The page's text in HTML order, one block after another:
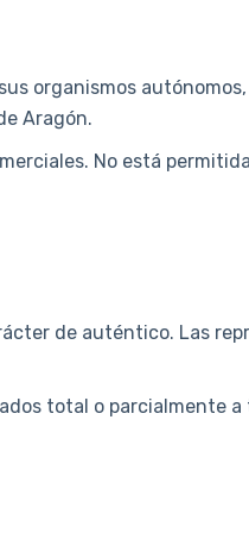
organismos
Aragón.
No está
de auténtico. Las
total o parcialmente a